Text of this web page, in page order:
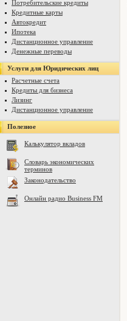
Потребительские кредиты
Кредитные карты
Автокредит
Ипотека
Дистанционное управление
Денежные переводы
Услуги для Юридических лиц
Расчетные счета
Кредиты для бизнеса
Лизинг
Дистанционное управление
Полезное
Калькулятор вкладов
Словарь экономических
терминов
Законодательство
Онлайн радио Business FM